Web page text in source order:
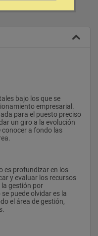
bajo los que se
empresarial.
para el puesto preciso
un giro a la evolución
conocer a fondo las
es profundizar en los
y evaluar los recursos
la gestión por
puede olvidar es la
el área de gestión,